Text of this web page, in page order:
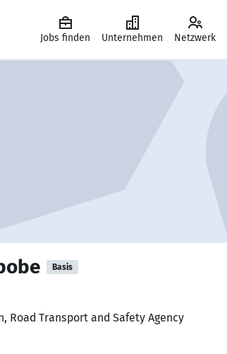
Jobs finden Unternehmen Netzwerk
Basis
Road Transport and Safety Agency